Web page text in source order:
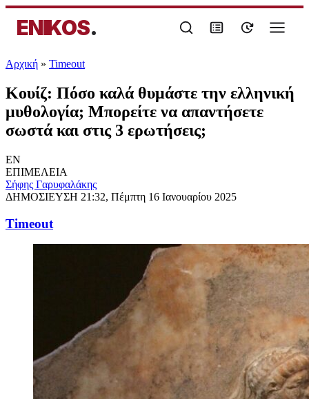
ENIKOS.
Αρχική » Timeout
Κουίζ: Πόσο καλά θυμάστε την ελληνική
μυθολογία; Μπορείτε να απαντήσετε
σωστά και στις 3 ερωτήσεις;
EN
ΕΠΙΜΕΛΕΙΑ
Σήφης Γαρυφαλάκης
ΔΗΜΟΣΙΕΥΣΗ 21:32, Πέμπτη 16 Ιανουαρίου 2025
Timeout